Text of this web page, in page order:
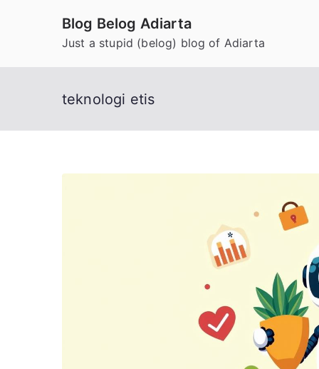
Blog Belog Adiarta
Just a stupid (belog) blog of Adiarta
teknologi etis